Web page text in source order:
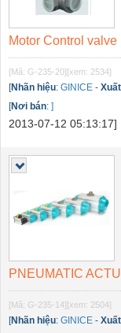
Motor Control valve
[Mã: G-235-20][xem: 2534]
[Nhãn hiệu: GINICE -
[Nơi bán: ]
2013-07-12 05:13:17]
PNEUMATIC
[Mã: G-235-14][xem: 2504]
[Nhãn hiệu: GINICE -